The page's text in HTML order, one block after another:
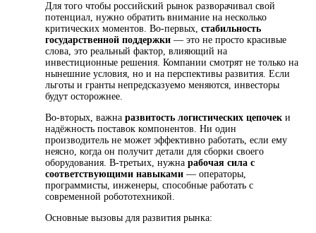
Для того чтобы российский рынок разворачивал свой
потенциал, нужно обратить внимание на несколько
критических моментов. Во-первых, стабильность
государственной поддержки — это не просто красивые
слова, это реальный фактор, влияющий на
инвестиционные решения. Компании смотрят не только на
нынешние условия, но и на перспективы развития. Если
льготы и гранты непредсказуемо меняются, инвесторы
будут осторожнее.
Во-вторых, важна развитость логистических цепочек и
надёжность поставок компонентов. Ни один
производитель не может эффективно работать, если ему
неясно, когда он получит детали для сборки своего
оборудования. В-третьих, нужна рабочая сила с
соответствующими навыками — операторы,
программисты, инженеры, способные работать с
современной робототехникой.
Основные вызовы для развития рынка: